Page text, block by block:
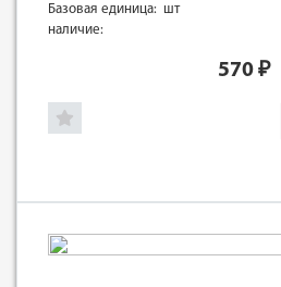
Базовая единица: шт
наличие:
570 ₽